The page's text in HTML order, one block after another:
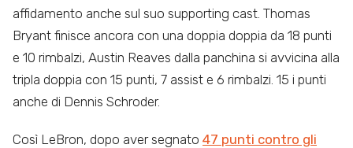
affidamento anche sul suo supporting cast. Thomas
Bryant finisce ancora con una doppia doppia da 18 punti
e 10 rimbalzi, Austin Reaves dalla panchina si avvicina alla
tripla doppia con 15 punti, 7 assist e 6 rimbalzi. 15 i punti
anche di Dennis Schroder.
Così LeBron, dopo aver segnato 47 punti contro gli